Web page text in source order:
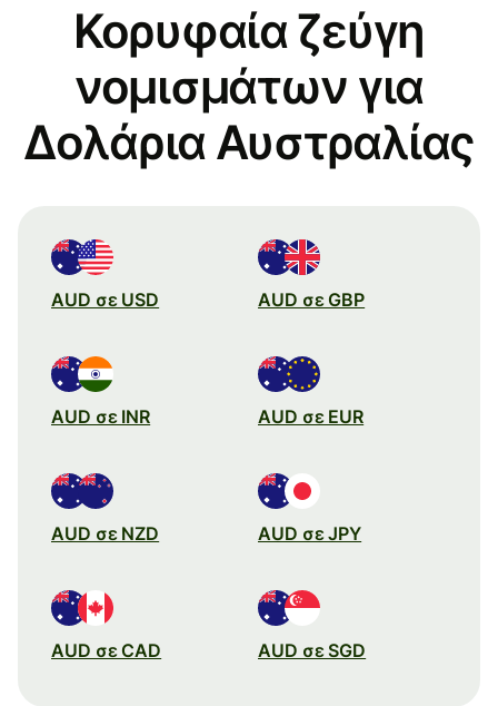
Κορυφαία ζεύγη
νομισμάτων για
Δολάρια Αυστραλίας
AUD σε USD AUD σε GBP
AUD σε INR AUD σε EUR
AUD σε NZD AUD σε JPY
AUD σε CAD AUD σε SGD